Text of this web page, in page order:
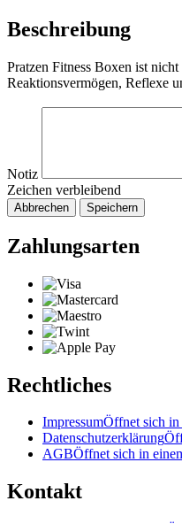
Beschreibung
Pratzen Fitness Boxen ist
Reaktionsvermögen, Reflexe
Notiz
Zeichen verbleibend
Abbrechen Speichern
Zahlungsarten
Rechtliches
ImpressumÖffnet sich in
Datenschutzerklärung
AGBÖffnet sich in
Kontakt